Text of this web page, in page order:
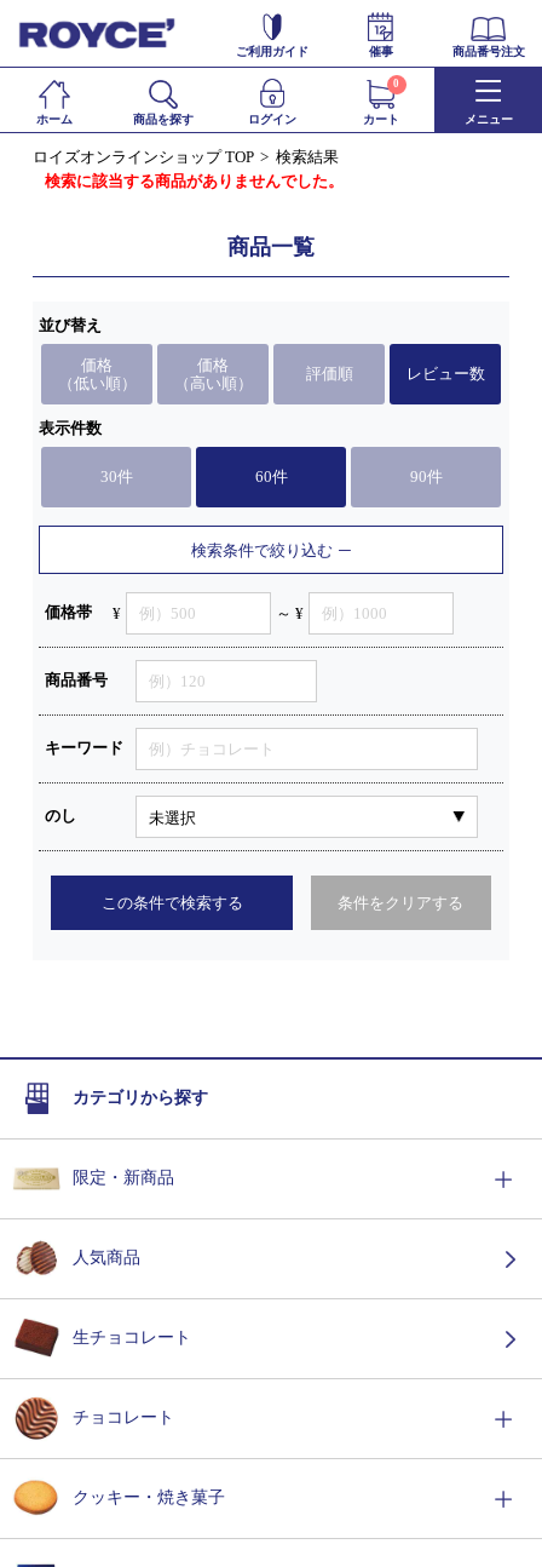
ご利用ガイド 催事 商品番号注文
ホーム 商品を探す ログイン カート
0
メニュー
ロイズオンラインショップ TOP
検索結果
検索に該当する商品がありませんでした。
商品一覧
並び替え
価格
（低い順）
価格
（高い順）
評価順 レビュー数
表示件数
30件 60件 90件
検索条件で絞り込む
価格帯 ¥ ～ ¥
商品番号
キーワード
のし
この条件で検索する 条件をクリアする
カテゴリから探す
限定・新商品
人気商品
生チョコレート
チョコレート
クッキー・焼き菓子